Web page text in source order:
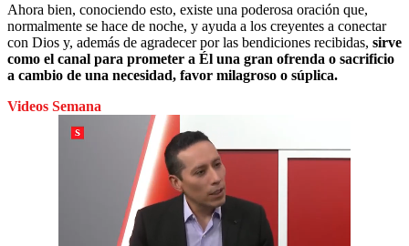
Ahora bien, conociendo esto, existe una poderosa oración que,
normalmente se hace de noche, y ayuda a los creyentes a conectar
con Dios y, además de agradecer por las bendiciones recibidas, sirve
como el canal para prometer a Él una gran ofrenda o sacrificio
a cambio de una necesidad, favor milagroso o súplica.
Videos Semana